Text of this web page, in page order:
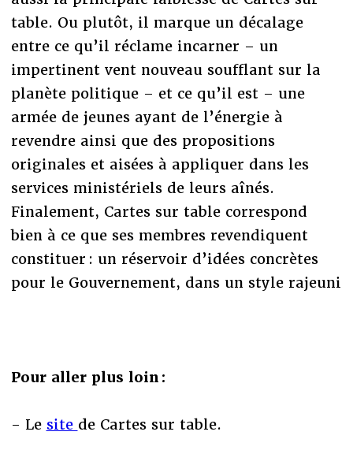
table. Ou plutôt, il marque un décalage
entre ce qu’il réclame incarner – un
impertinent vent nouveau soufflant sur la
planète politique – et ce qu’il est – une
armée de jeunes ayant de l’énergie à
revendre ainsi que des propositions
originales et aisées à appliquer dans les
services ministériels de leurs aînés.
Finalement, Cartes sur table correspond
bien à ce que ses membres revendiquent
constituer : un réservoir d’idées concrètes
pour le Gouvernement, dans un style rajeuni
Pour aller plus loin :
- Le site de Cartes sur table.